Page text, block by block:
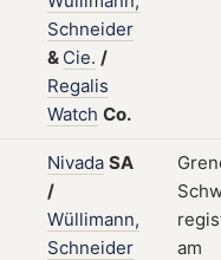
Schneider
& Cie. /
Regalis
Watch Co.
Nivada SA
/
Wüllimann,
Schneider
am